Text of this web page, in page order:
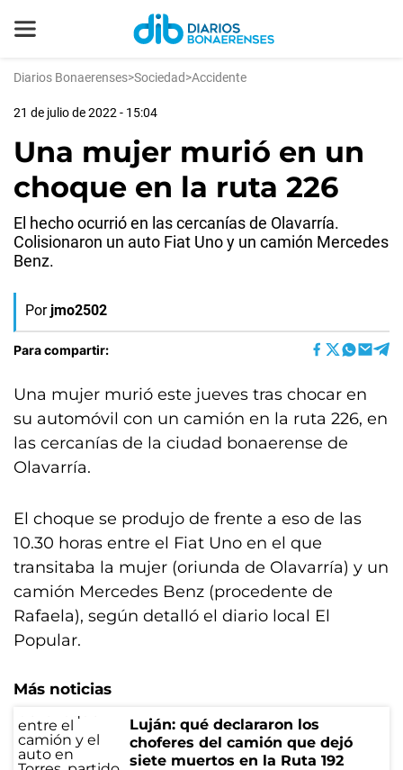
Diarios Bonaerenses>Sociedad>Accidente
21 de julio de 2022 - 15:04
Una mujer murió en un
choque en la ruta 226
El hecho ocurrió en las cercanías de Olavarría.
Colisionaron un auto Fiat Uno y un camión Mercedes
Benz.
Por jmo2502
Para compartir:
Una mujer murió este jueves tras chocar en
su automóvil con un camión en la ruta 226, en
las cercanías de la ciudad bonaerense de
Olavarría.
El choque se produjo de frente a eso de las
10.30 horas entre el Fiat Uno en el que
transitaba la mujer (oriunda de Olavarría) y un
camión Mercedes Benz (procedente de
Rafaela), según detalló el diario local El
Popular.
Más noticias
Luján: qué declararon los
choferes del camión que dejó
siete muertos en la Ruta 192